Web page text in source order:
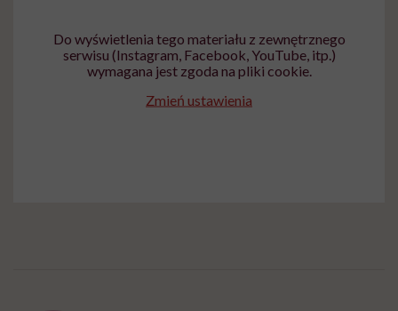
Do wyświetlenia tego materiału z zewnętrznego
serwisu (Instagram, Facebook, YouTube, itp.)
wymagana jest zgoda na pliki cookie.
Zmień ustawienia